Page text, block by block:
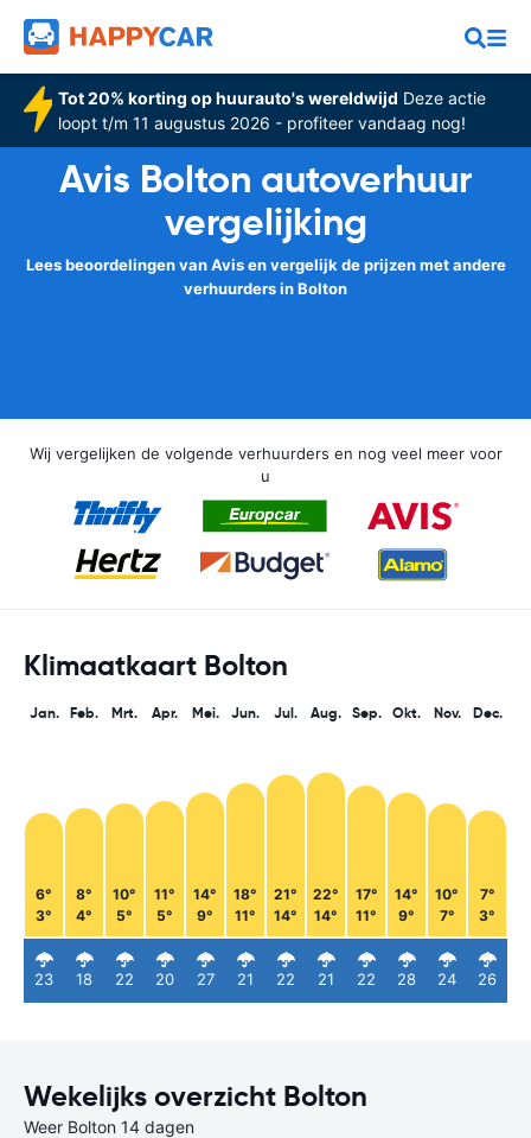
Tot 20% korting op huurauto's wereldwijd Deze actie
loopt t/m 11 augustus 2026 - profiteer vandaag nog!
Avis Bolton autoverhuur
vergelijking
Lees beoordelingen van Avis en vergelijk de prijzen met andere
verhuurders in Bolton
Wij vergelijken de volgende verhuurders en nog veel meer voor
u
Klimaatkaart Bolton
Jan.
6°
3°
23
Feb.
8°
4°
18
Mrt.
10°
5°
22
Apr.
11°
5°
20
Mei.
14°
9°
27
Jun.
18°
11°
21
Jul.
21°
14°
22
Aug.
22°
14°
21
Sep.
17°
11°
22
Okt.
14°
9°
28
Nov.
10°
7°
24
Dec.
7°
3°
26
Wekelijks overzicht Bolton
Weer Bolton 14 dagen